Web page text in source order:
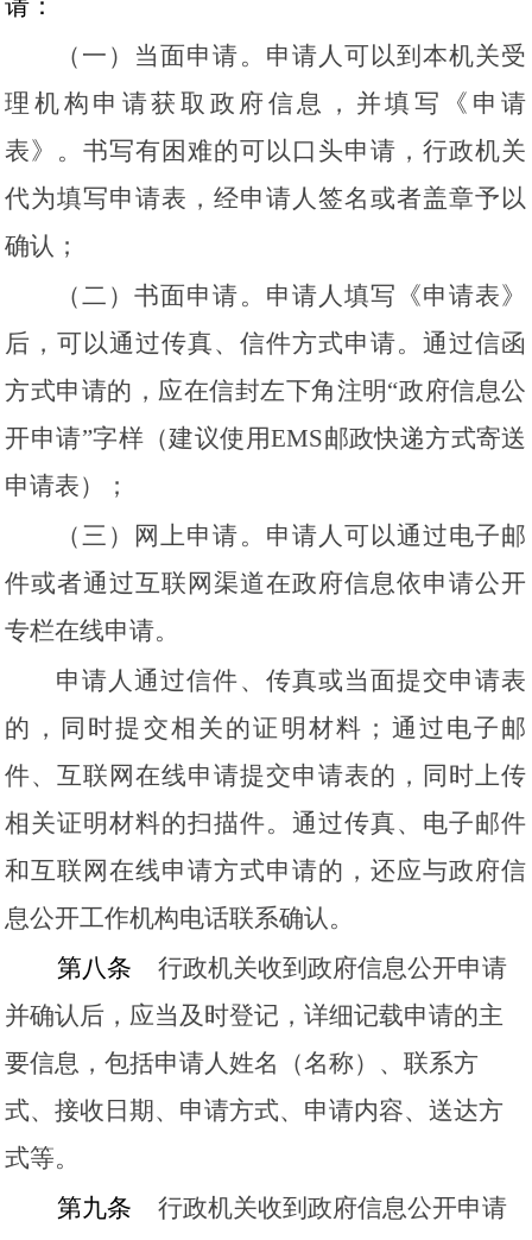
请：
（一）当面申请。申请人可以到本机关受
理机构申请获取政府信息，并填写《申请
表》。书写有困难的可以口头申请，行政机关
代为填写申请表，经申请人签名或者盖章予以
确认；
（二）书面申请。申请人填写《申请表》
后，可以通过传真、信件方式申请。通过信函
方式申请的，应在信封左下角注明“政府信息公
开申请”字样（建议使用EMS邮政快递方式寄送
申请表）；
（三）网上申请。申请人可以通过电子邮
件或者通过互联网渠道在政府信息依申请公开
专栏在线申请。
申请人通过信件、传真或当面提交申请表
的，同时提交相关的证明材料；通过电子邮
件、互联网在线申请提交申请表的，同时上传
相关证明材料的扫描件。通过传真、电子邮件
和互联网在线申请方式申请的，还应与政府信
息公开工作机构电话联系确认。
第八条
行政机关收到政府信息公开申请
并确认后，应当及时登记，详细记载申请的主
要信息，包括申请人姓名（名称）、联系方
式、接收日期、申请方式、申请内容、送达方
式等。
第九条
行政机关收到政府信息公开申请